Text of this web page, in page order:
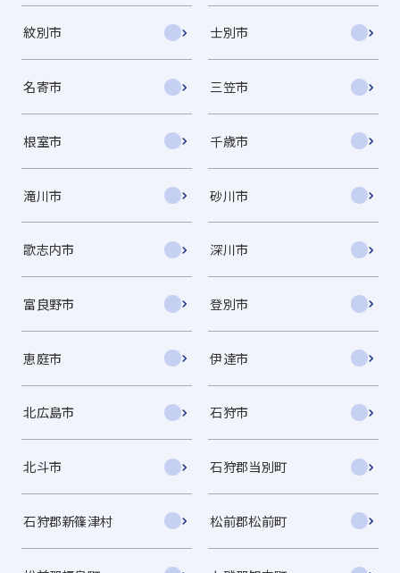
紋別市 士別市
名寄市 三笠市
根室市 千歳市
滝川市 砂川市
歌志内市 深川市
富良野市 登別市
恵庭市 伊達市
北広島市 石狩市
北斗市 石狩郡当別町
石狩郡新篠津村 松前郡松前町